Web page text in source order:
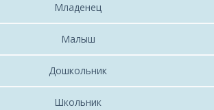
Младенец
Малыш
Дошкольник
Школьник